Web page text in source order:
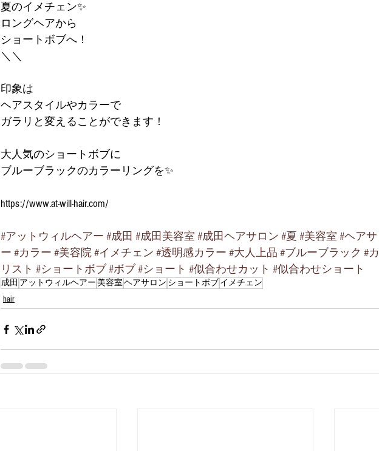
夏のイメチェン✨
ロングヘアから
ショートボブへ！
＼＼
印象は
ヘアスタイルやカラーで
ガラリと変えることができます！
大人気のショートボブに
ブルーブラックのカラーリングを✨
https://www.at-will-hair.com/
#アットウィルヘアー #成田 #成田美容室 #成田ヘアサロン #夏 #美容室 #ヘア
ー #カラー #美容院#イメチェン #透明感カラー #大人上品 #ブルーブラック #
リスト #ショートボブ #ボブ #ショート #似合わせカット #似合わせショート
成田 アットウィルヘアー 美容室ヘアサロン ショートボブ イメチェン
hair